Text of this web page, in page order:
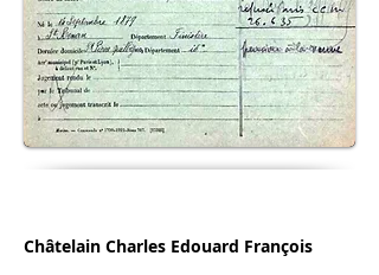
Châtelain Charles Edouard François